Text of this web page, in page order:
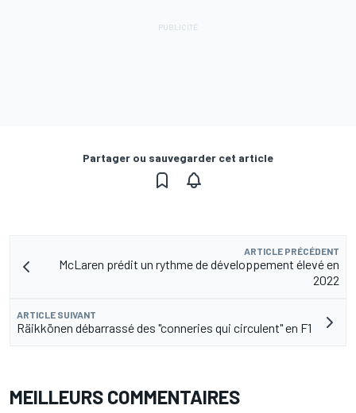
Partager ou sauvegarder cet article
ARTICLE PRÉCÉDENT
McLaren prédit un rythme de développement élevé en
2022
ARTICLE SUIVANT
Räikkönen débarrassé des "conneries qui circulent" en F1
MEILLEURS COMMENTAIRES